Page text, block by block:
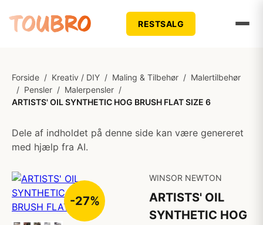
RESTSALG
Forside / Kreativ / DIY / Maling & Tilbehør / Malertilbehør
/ Pensler / Malerpensler /
ARTISTS' OIL SYNTHETIC HOG BRUSH FLAT SIZE 6
Dele af indholdet på denne side kan være genereret
med hjælp fra AI.
-27%
WINSOR NEWTON
ARTISTS' OIL
SYNTHETIC HOG